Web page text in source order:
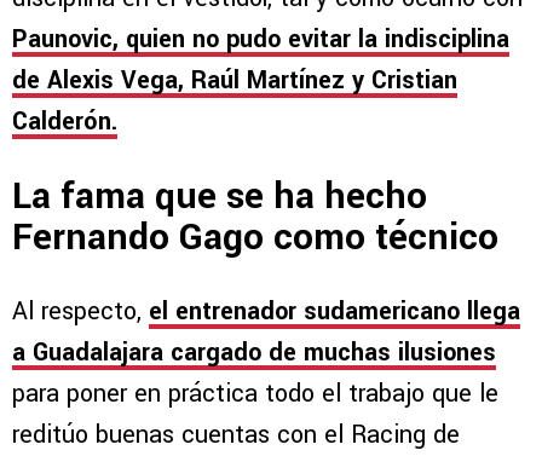
Paunovic, quien no pudo evitar la indisciplina
de Alexis Vega, Raúl Martínez y Cristian
Calderón.
La fama que se ha hecho
Fernando Gago como técnico
Al respecto, el entrenador sudamericano llega
a Guadalajara cargado de muchas ilusiones
para poner en práctica todo el trabajo que le
reditúo buenas cuentas con el Racing de